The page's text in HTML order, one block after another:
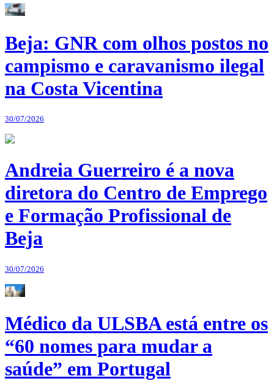
Beja: GNR com olhos postos no
campismo e caravanismo ilegal
na Costa Vicentina
30/07/2026
Andreia Guerreiro é a nova
diretora do Centro de Emprego
e Formação Profissional de
Beja
30/07/2026
Médico da ULSBA está entre os
“60 nomes para mudar a
saúde” em Portugal